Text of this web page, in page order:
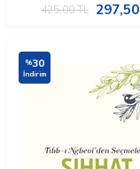
425,00TL 297,50
%30
İndirim